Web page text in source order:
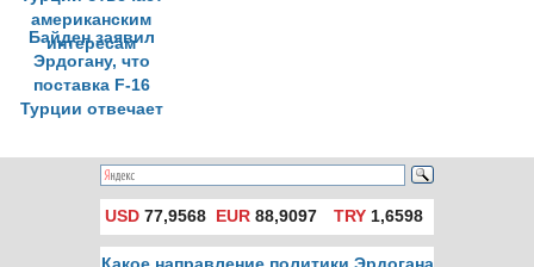
Байден заявил
Эрдогану, что
поставка F-16
Турции отвечает
интересам
USD 77,9568 EUR 88,9097 TRY1,6598